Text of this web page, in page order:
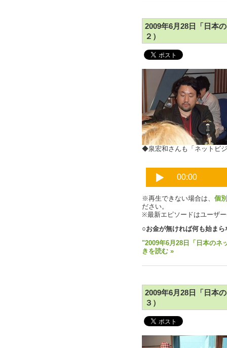
2009年6月28日「日本
２）
◆泉宏和さんも「ネットビ
※再生できない場合は、 個
ださい。
※最新エピソードはユーザ
○お金が無ければ何も始まら
"2009年6月28日「日本のネ
きを読む »
2009年6月28日「日本
３）